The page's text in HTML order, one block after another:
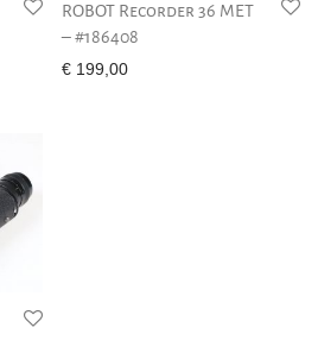
ROBOT Recorder 36 MET
– #186408
€ 199,00